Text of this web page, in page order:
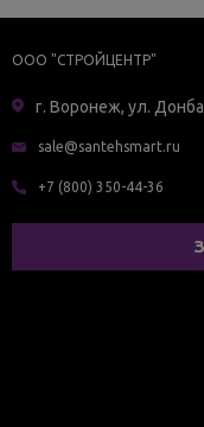
ООО "СТРОЙЦЕНТР"
г. Воронеж, ул.
sale@santehsmart.ru
+7 (800) 350-44-36